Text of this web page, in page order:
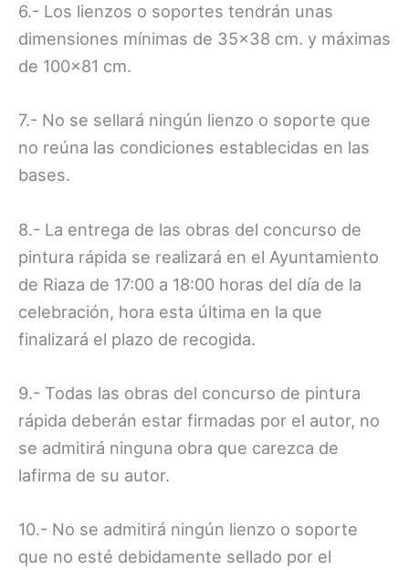
6.- Los lienzos o soportes tendrán unas
dimensiones mínimas de 35×38 cm. y máximas
de 100×81 cm.
7.- No se sellará ningún lienzo o soporte que
no reúna las condiciones establecidas en las
bases.
8.- La entrega de las obras del concurso de
pintura rápida se realizará en el Ayuntamiento
de Riaza de 17:00 a 18:00 horas del día de la
celebración, hora esta última en la que
finalizará el plazo de recogida.
9.- Todas las obras del concurso de pintura
rápida deberán estar firmadas por el autor, no
se admitirá ninguna obra que carezca de
lafirma de su autor.
10.- No se admitirá ningún lienzo o soporte
que no esté debidamente sellado por el